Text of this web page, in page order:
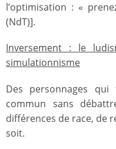
l’optimisation : «
(NdT)].
Inversement : le
simulationnisme
Des personnages
commun sans
différences de race, de
soit.